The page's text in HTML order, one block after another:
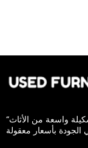
“أفضل شراء أثاث مستعمل في الطائف” يقدم تشكيلة واسعة من الأثاث